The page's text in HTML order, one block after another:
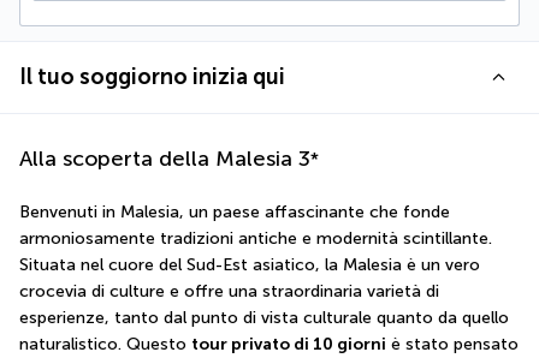
Il tuo soggiorno inizia qui
Alla scoperta della Malesia 3*
Benvenuti in Malesia, un paese affascinante che fonde
armoniosamente tradizioni antiche e modernità scintillante.
Situata nel cuore del Sud-Est asiatico, la Malesia è un vero
crocevia di culture e offre una straordinaria varietà di
esperienze, tanto dal punto di vista culturale quanto da quello
naturalistico. Questo tour privato di 10 giorni è stato pensato